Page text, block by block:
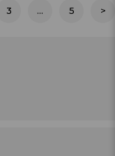
3 ... 5 >